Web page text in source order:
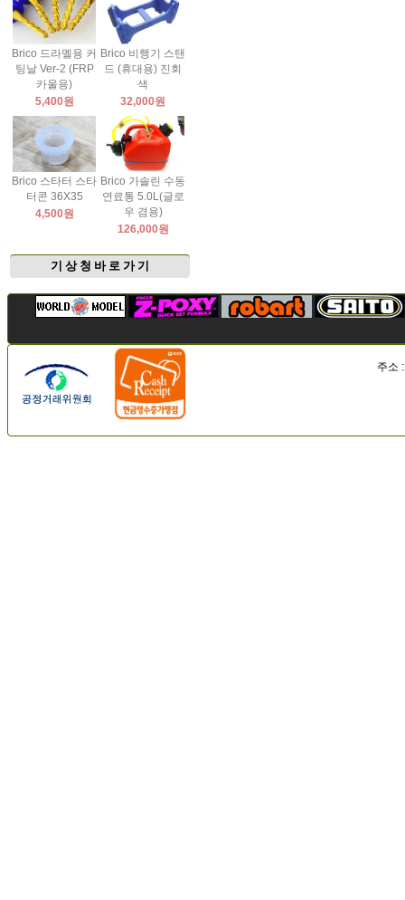
Brico 드라멜용 커
팅날 Ver-2 (FRP
카울용)
5,400원
Brico 비행기 스탠
드 (휴대용) 진회
색
32,000원
Brico 스타터 스타
터콘 36X35
4,500원
Brico 가솔린 수동
연료통 5.0L(글로
우 겸용)
126,000원
기 상 청 바 로 가 기
주소